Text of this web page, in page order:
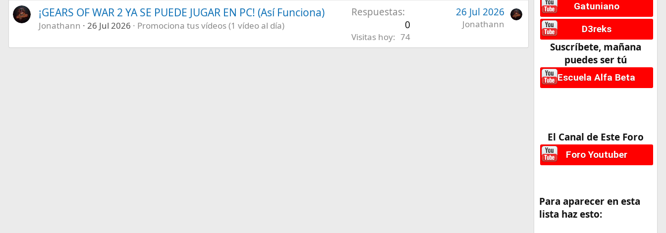
¡GEARS OF WAR 2 YA SE PUEDE JUGAR EN PC! (Así Funciona)
Jonathann 26 Jul 2026 Promociona tus vídeos (1 vídeo al día)
Respuestas
0
Visitas hoy 74
26 Jul 2026
Jonathann
Gatuniano
D3reks
Suscríbete, mañana
puedes ser tú
Escuela Alfa Beta
El Canal de Este Foro
Foro Youtuber
Para aparecer en esta
lista haz esto: